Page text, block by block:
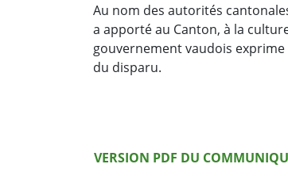
Au nom des autorités
a apporté au Canton, à la
gouvernement vaudois
du disparu.
Version PDF
VERSION PDF DU